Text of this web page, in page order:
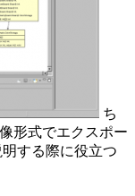
ち
形式でエクスポー
する際に役立つ